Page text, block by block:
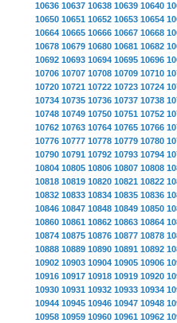
10636 10637 10638 10639 10640
10650 10651 10652 10653 10654
10664 10665 10666 10667 10668
10678 10679 10680 10681 10682
10692 10693 10694 10695 10696
10706 10707 10708 10709 10710
10720 10721 10722 10723 10724
10734 10735 10736 10737 10738
10748 10749 10750 10751 10752
10762 10763 10764 10765 10766
10776 10777 10778 10779 10780
10790 10791 10792 10793 10794
10804 10805 10806 10807 10808
10818 10819 10820 10821 10822
10832 10833 10834 10835 10836
10846 10847 10848 10849 10850
10860 10861 10862 10863 10864
10874 10875 10876 10877 10878
10888 10889 10890 10891 10892
10902 10903 10904 10905 10906
10916 10917 10918 10919 10920
10930 10931 10932 10933 10934
10944 10945 10946 10947 10948
10958 10959 10960 10961 10962